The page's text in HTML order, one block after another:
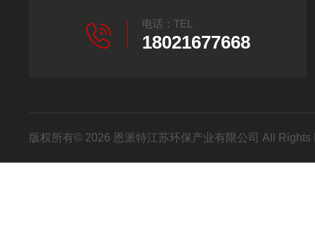
电话：TEL
18021677668
版权所有© 2026 恩派特江苏环保产业有限公司 All